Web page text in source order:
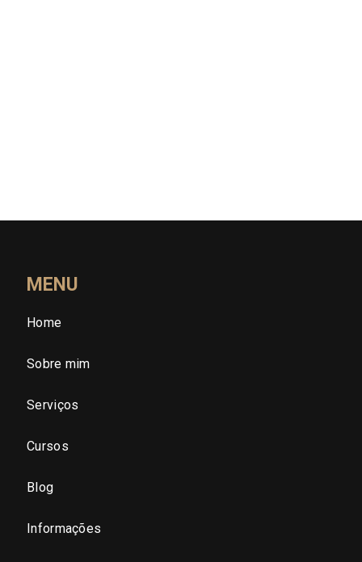
MENU
Home
Sobre mim
Serviços
Cursos
Blog
Informações